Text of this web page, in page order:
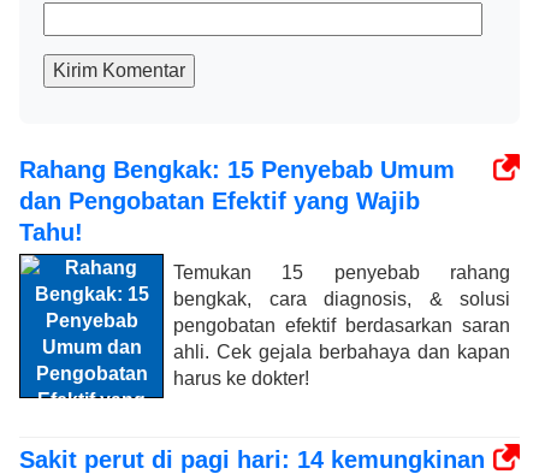
Kirim Komentar
Rahang Bengkak: 15 Penyebab Umum
dan Pengobatan Efektif yang Wajib
Tahu!
Temukan 15 penyebab rahang
bengkak, cara diagnosis, & solusi
pengobatan efektif berdasarkan saran
ahli. Cek gejala berbahaya dan kapan
harus ke dokter!
Sakit perut di pagi hari: 14 kemungkinan